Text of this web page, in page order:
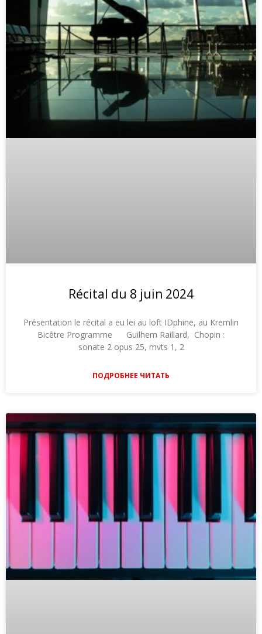
Récital du 8 juin 2024
Présentation le récital a eu lei au loft IDphine, au Kremlin
Bicêtre Programme Guilhem Raillard, Chopin :
sonate 2 opus 25, mvts 1, 2
ПОДРОБНЕЕ ЧИТАТЬ